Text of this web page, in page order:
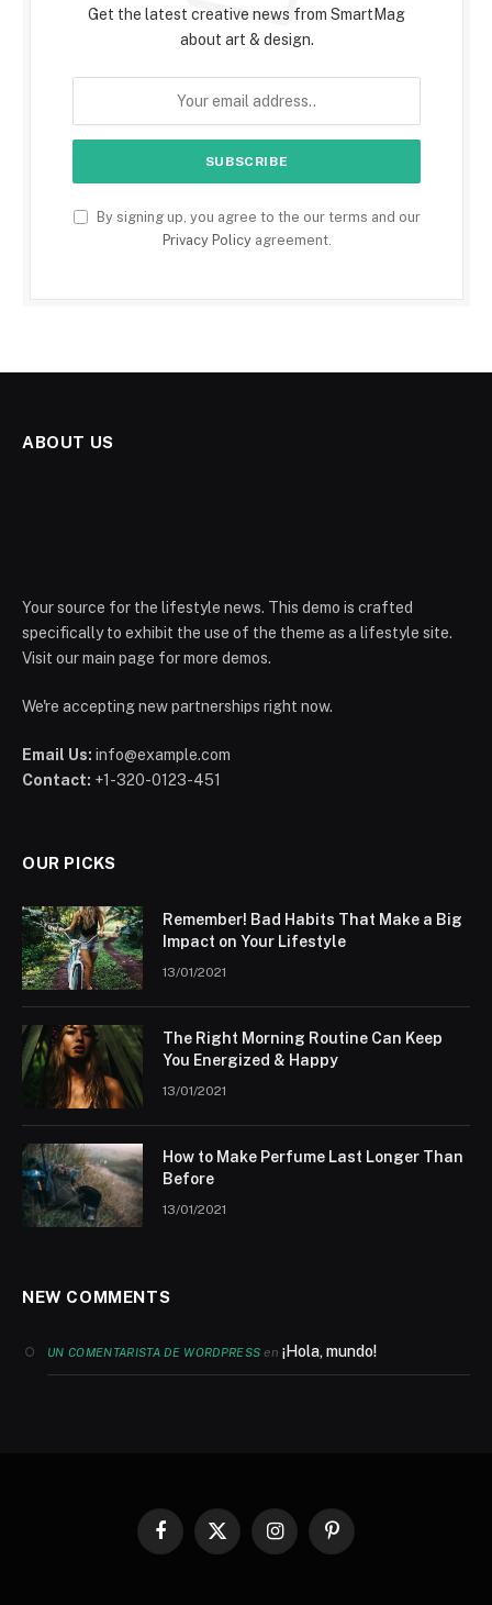
Get the latest creative news from SmartMag
about art & design.
By signing up, you agree to the our terms and our
Privacy Policyagreement.
ABOUT US
Your source for the lifestyle news. This demo is crafted
specifically to exhibit the use of the theme as a lifestyle site.
Visit our main page for more demos.
We're accepting new partnerships right now.
Email Us: info@example.com
Contact: +1-320-0123-451
OUR PICKS
Remember! Bad Habits That Make a Big
Impact on Your Lifestyle
13/01/2021
The Right Morning Routine Can Keep
You Energized & Happy
13/01/2021
How to Make Perfume Last Longer Than
Before
13/01/2021
NEW COMMENTS
UN COMENTARISTA DE WORDPRESS en¡Hola, mundo!
Facebook
X
InstagramPinterest